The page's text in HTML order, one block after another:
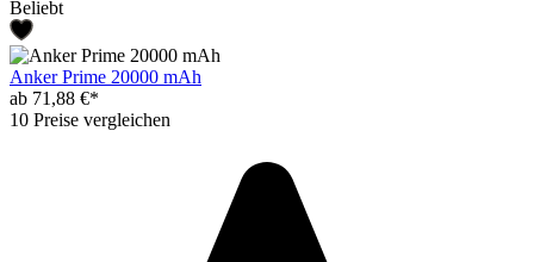
Beliebt
Anker Prime 20000 mAh
ab 71,88 €*
10 Preise vergleichen